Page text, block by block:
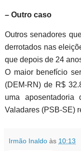
– Outro caso
Outros senadores
derrotados nas
que depois de 24
O maior benefício
(DEM-RN) de R$
uma
Valadares (PSB-SE)
Irmão Inaldo às 10:13